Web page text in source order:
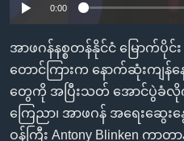
စာမျက်နှာ
ကျော်
ကြည့်
ရန်
ရှာဖွေ
ဘာသာစကားများ
0:00
အာဖဂန်နစ္စတန်နိုင်ငံ မြောက်ပိုင်း
တောင်ကြားက နောက်ဆုံးကျန်
တွေကို အပြီးသတ် အောင်ပွဲခံ
ကြေညာ၊ အာဖဂန် အရေးဆွေးနွ
ဝန်ကြီး Antony Blinken ကာတာ